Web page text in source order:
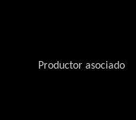
Productor asociado